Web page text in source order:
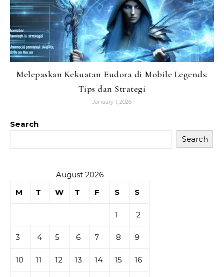
Melepaskan Kekuatan Eudora di Mobile Legends:
Tips dan Strategi
January 1, 2026
Search
Search
August 2026
M
T W T F S S
1 2
3 4 5 6 7 8 9
10 11 12 13 14 15 16